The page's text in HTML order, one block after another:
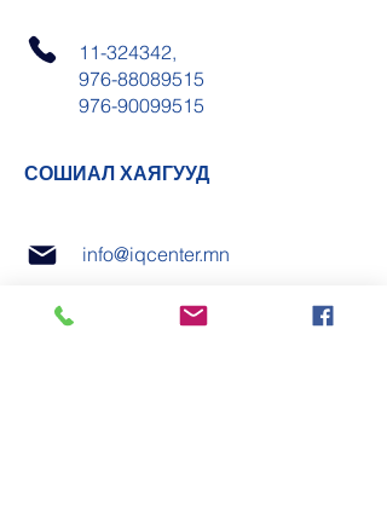
11-324342,
976-88089515
976-90099515
СОШИАЛ ХАЯГУУД
info@iqcenter.mn